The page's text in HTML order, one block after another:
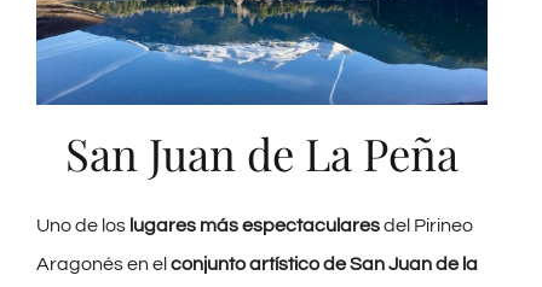
San Juan de La Peña
Uno de los lugares más espectacularesdel Pirineo
Aragonés en el conjunto artístico de San Juan de la